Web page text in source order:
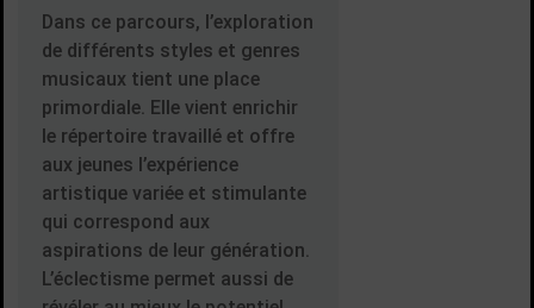
Dans ce parcours, l’exploration
de différents styles et genres
musicaux tient une place
primordiale. Elle vient enrichir
le répertoire travaillé et offre
aux jeunes l’expérience
artistique variée et stimulante
qui correspond aux
aspirations de leur génération.
L’éclectisme permet aussi de